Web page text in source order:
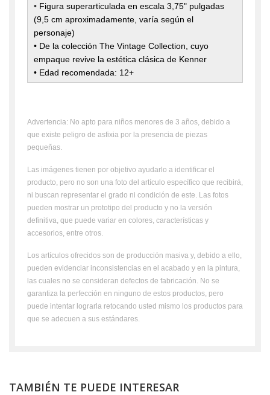
• Figura superarticulada en escala 3,75" pulgadas
(9,5 cm aproximadamente, varía según el
personaje)
• De la colección The Vintage Collection, cuyo
empaque revive la estética clásica de Kenner
• Edad recomendada: 12+
Advertencia: No apto para niños menores de 3 años, debido a
que existe peligro de asfixia por la presencia de piezas
pequeñas.
Las imágenes tienen por objetivo ayudarlo a identificar el
producto, pero no son una foto del artículo específico que recibirá,
ni buscan representar el grado ni condición de este. Las fotos
pueden mostrar un prototipo del producto y no la versión
definitiva, que puede variar en colores, características y
accesorios, entre otros.
Los artículos ofrecidos son de producción masiva y, debido a ello,
pueden evidenciar inconsistencias en el acabado y en la pintura,
las cuales no se consideran defectos de fabricación. No se
garantiza la perfección en ninguno de estos productos, pero
puede intentar lograrla retocando usted mismo los productos para
que se adecuen a sus estándares.
TAMBIÉN TE PUEDE INTERESAR